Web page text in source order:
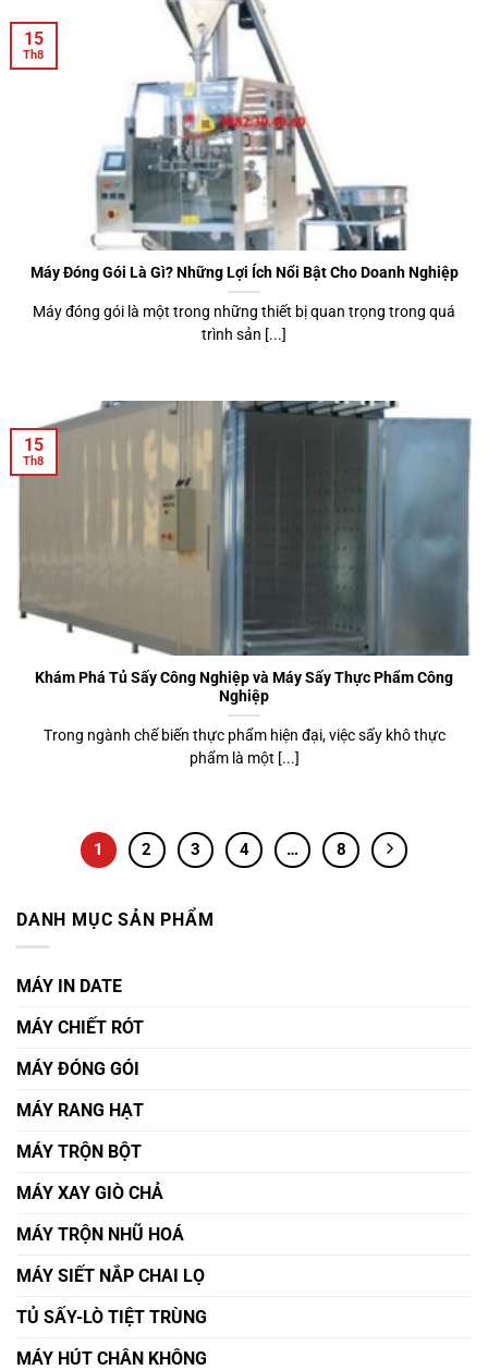
DANH MỤC SẢN PHẨM
MÁY IN DATE
MÁY CHIẾT RÓT
MÁY ĐÓNG GÓI
MÁY RANG HẠT
MÁY TRỘN BỘT
MÁY XAY GIÒ CHẢ
MÁY TRỘN NHŨ HOÁ
MÁY SIẾT NẮP CHAI LỌ
TỦ SẤY-LÒ TIỆT TRÙNG
MÁY HÚT CHÂN KHÔNG
Máy Đóng Gói Là Gì? Những Lợi Ích Nổi Bật Cho Doanh Nghiệp
Máy đóng gói là một trong những thiết bị quan trọng trong quá
trình sản [...]
15
Th8
Khám Phá Tủ Sấy Công Nghiệp và Máy Sấy Thực Phẩm Công
Nghiệp
Trong ngành chế biến thực phẩm hiện đại, việc sấy khô thực
phẩm là một [...]
15
Th8
1 2 3 4 … 8